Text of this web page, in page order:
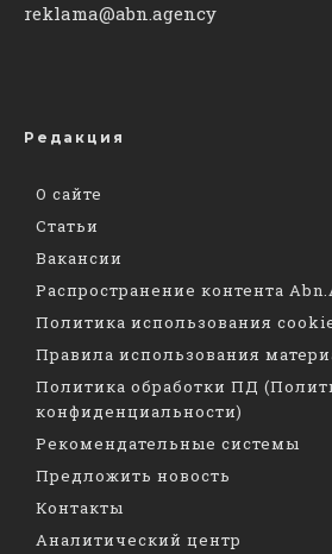
reklama@abn.agency
Редакция
О сайте
Статьи
Вакансии
Распространение контента
Политика использования
Правила использования
Политика обработки ПД
конфиденциальности)
Рекомендательные системы
Предложить новость
Контакты
Аналитический центр